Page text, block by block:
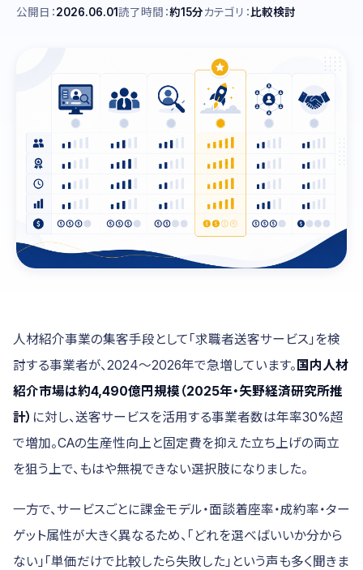
公開日：2026.06.01読了時間：約15分カテゴリ： 比較検討
人材紹介事業の集客手段として「求職者送客サービス」を検
討する事業者が、2024〜2026年で急増しています。 国内人材
紹介市場は約4,490億円規模（2025年・矢野経済研究所推
計） に対し、送客サービスを活用する事業者数は年率30%超
で増加。CAの生産性向上と固定費を抑えた立ち上げの両立
を狙う上で、もはや無視できない選択肢になりました。
一方で、サービスごとに課金モデル・面談着座率・成約率・ター
ゲット属性が大きく異なるため、「どれを選べばいいか分から
ない」「単価だけで比較したら失敗した」という声も多く聞きま